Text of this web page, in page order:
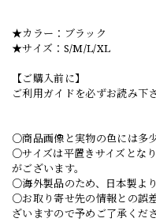
★カラー：ブラック
★サイズ：S/M/L/XL
【ご購入前に】
ご利用ガイドを必ずお読み下さ
○商品画像と実物の色には多
○サイズは平置きサイズとな
がございます。
○海外製品のため、日本製よ
○お取り寄せ先の情報との誤
ざいますので予めご了承くだ